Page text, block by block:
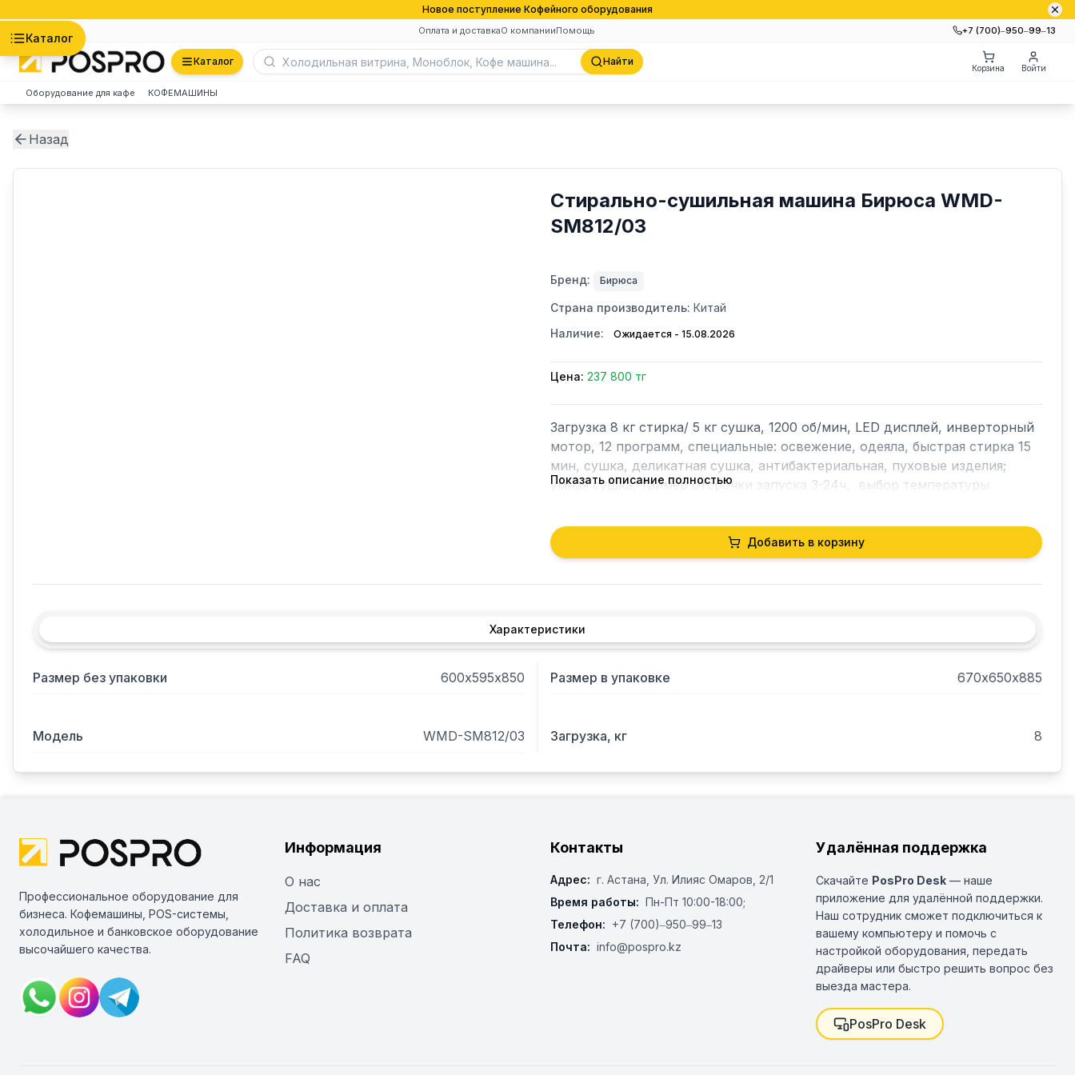
Новое поступление Кофейного оборудования
Оплата и доставкаО компанииПомощь +7 (700)‒950‒99‒13
Каталог
Каталог Найти
Корзина Войти
Оборудование для кафе КОФЕМАШИНЫ
Назад
Стирально-сушильная машина Бирюса WMD-
SM812/03
Бренд: Бирюса
Страна производитель: Китай
Наличие:
Ожидается - 15.08.2026
Цена: 237 800 тг
Загрузка 8 кг стирка/ 5 кг сушка, 1200 об/мин, LED дисплей, инверторный
мотор, 12 программ, специальные: освежение, одеяла, быстрая стирка 15
мин, сушка, деликатная сушка, антибактериальная, пуховые изделия;
умная сушка, таймер отсрочки запуска 3-24ч,  выбор температуры
выбор интенсивности сушки, класс энергоэффективности А+++
Показать описание полностью
Добавить в корзину
Характеристики
Размер без упаковки 600х595х850 Размер в упаковке 670х650х885
Модель WMD-SM812/03 Загрузка, кг 8
Профессиональное оборудование для
бизнеса. Кофемашины, POS-системы,
холодильное и банковское оборудование
высочайшего качества.
Информация
О нас
Доставка и оплата
Политика возврата
FAQ
Контакты
Адрес: г. Астана, ​Ул. Илияс Омаров, 2/1
Время работы: Пн-Пт 10:00-18:00;
Телефон: +7 (700)‒950‒99‒13
Почта: info@pospro.kz
Удалённая поддержка
Скачайте PosPro Desk — наше
приложение для удалённой поддержки.
Наш сотрудник сможет подключиться к
вашему компьютеру и помочь с
настройкой оборудования, передать
драйверы или быстро решить вопрос без
выезда мастера.
PosPro Desk